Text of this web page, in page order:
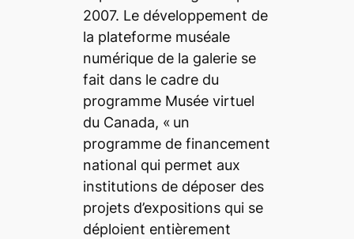
2007. Le développement de
la plateforme muséale
numérique de la galerie se
fait dans le cadre du
programme Musée virtuel
du Canada, « un
programme de financement
national qui permet aux
institutions de déposer des
projets d’expositions qui se
déploient entièrement